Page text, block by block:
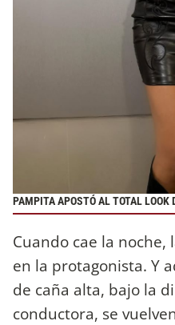
PAMPITA APOSTÓ AL TOTAL LOOK
Cuando cae la noche,
en la protagonista. Y
de caña alta, bajo la
conductora, se